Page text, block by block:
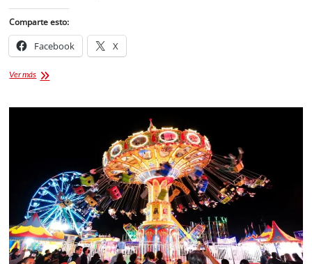
Comparte esto:
Facebook X
Ver másIluminan
turismo
religioso